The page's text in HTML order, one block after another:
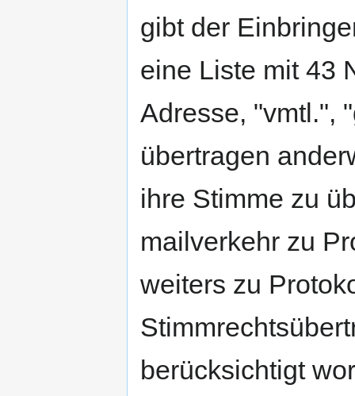
gibt der
eine Liste mit 43
Adresse, "vmtl.",
übertragen
ihre Stimme zu
mailverkehr zu
weiters zu
berücksichtigt